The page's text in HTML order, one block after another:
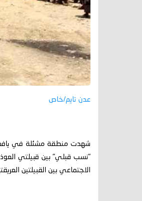
عدن تايم/خاص
"نسب قبلي" بين قبيلتي
الاجتماعي بين القبيلتين